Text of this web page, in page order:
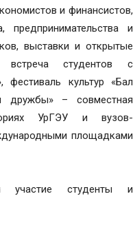
и финансистов,
предпринимательства и
выставки и открытые
встреча студентов с
культур «Бал
дружбы» – совместная
УрГЭУ и вузов-
площадками
участие студенты и